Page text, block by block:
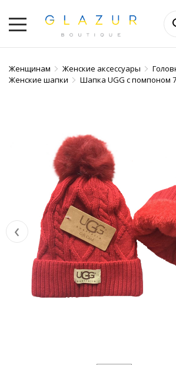
Женщинам Женские аксессуары
Женские шапки
Шапка UGG с помпоном
‹